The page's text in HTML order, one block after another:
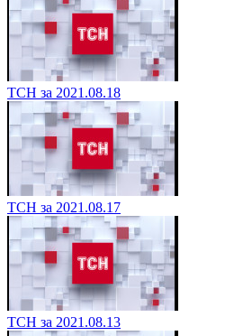
ТСН за 2021.08.18
ТСН за 2021.08.17
ТСН за 2021.08.13